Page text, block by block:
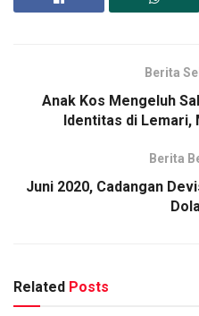
Berita
Anak Kos Mengeluh
Identitas di Lemari,
Berita
Juni 2020, Cadangan
Related Posts